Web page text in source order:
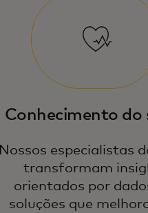
Conhecimento do
Nossos especialistas
transformam
orientados por
soluções que